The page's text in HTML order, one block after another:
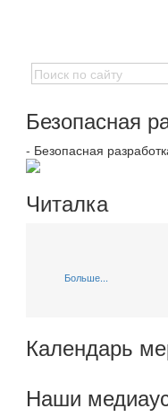
Безопасная
- Безопасная
Читалка
Больше...
Календарь
Наши